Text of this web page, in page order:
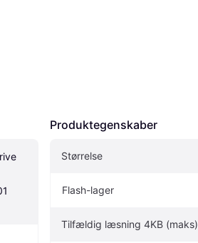
Produktegenskaber
Størrelse
Flash-lager
Tilfældig læsning 4KB (maks)